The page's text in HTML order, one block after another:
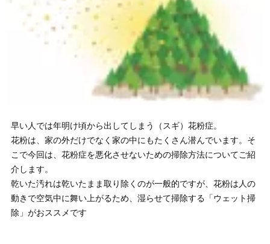
早い人では年明け頃から出してしまう（スギ）花粉症。
花粉は、家の外だけでなく家の中にもたくさん潜んでいます。そ
こで今回は、花粉症を悪化させないための掃除方法についてご紹
介します。
乾いた汚れは乾いたまま取り除くのが一般的ですが、花粉は人の
動きで空気中に舞い上がるため、湿らせて掃除する「ウェット掃
除」がおススメです